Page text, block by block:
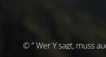
© ” Wer Y sagt, muss